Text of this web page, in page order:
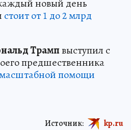
новый день
стоит от 1 до 2 млрд
Трампвыступил с
предшественника
помощи
Источник: kp.ru